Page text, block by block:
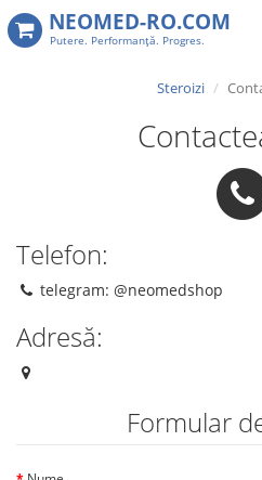
NEOMED-RO.COM
Putere. Performanţă. Progres.
Steroizi
Telefon:
telegram: @neomedshop
Adresă:
Formular